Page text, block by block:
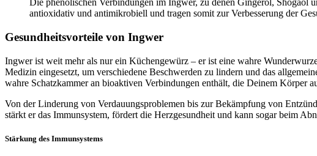
Die phenolischen Verbindungen im Ingwer, zu denen Gingerol, Shogaol
antioxidativ und antimikrobiell und tragen somit zur Verbesserung der
Gesundheitsvorteile von Ingwer
Ingwer ist weit mehr als nur ein Küchengewürz – er ist eine wahre
Medizin eingesetzt, um verschiedene Beschwerden zu lindern und das
wahre Schatzkammer an bioaktiven Verbindungen enthält, die Deinem Körper
Von der Linderung von Verdauungsproblemen bis zur Bekämpfung von
stärkt er das Immunsystem, fördert die Herzgesundheit und kann sogar beim
Stärkung des Immunsystems